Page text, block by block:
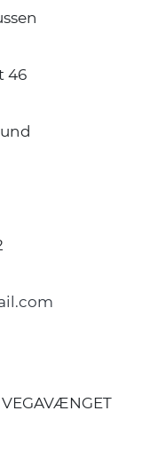
46